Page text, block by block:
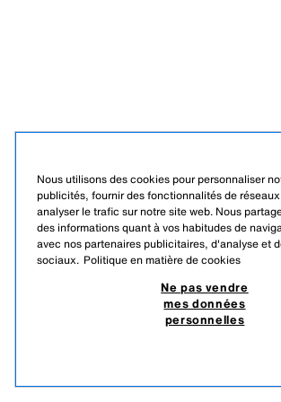
Nous utilisons des cookies pour personnaliser
publicités, fournir des fonctionnalités de
analyser le trafic sur notre site web. Nous
des informations quant à vos habitudes de
avec nos partenaires publicitaires, d'analyse et
sociaux. Politique en matière de cookies
Ne pas vendre
mes données
personnelles